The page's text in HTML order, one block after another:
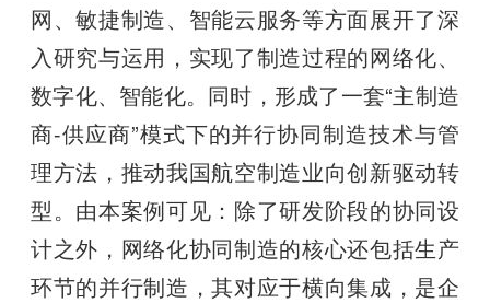
网、敏捷制造、智能云服务等方面展开了深
入研究与运用，实现了制造过程的网络化、
数字化、智能化。同时，形成了一套“主制造
商-供应商”模式下的并行协同制造技术与管
理方法，推动我国航空制造业向创新驱动转
型。由本案例可见：除了研发阶段的协同设
计之外，网络化协同制造的核心还包括生产
环节的并行制造，其对应于横向集成，是企